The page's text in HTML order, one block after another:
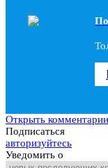
Открыть комментарии
Подписаться
авторизуйтесь
Уведомить о